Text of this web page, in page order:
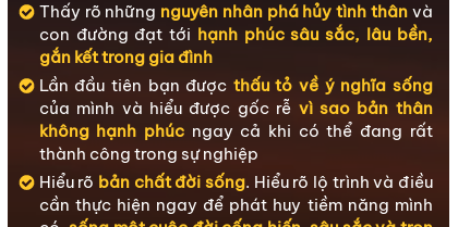
Thấy rõ những nguyên nhân phá hủy tình thân và
con đường đạt tới hạnh phúc sâu sắc, lâu bền,
gắn kết trong gia đình
Lần đầu tiên bạn được thấu tỏ về ý nghĩa sống
của mình và hiểu được gốc rễ vì sao bản thân
không hạnh phúc ngay cả khi có thể đang rất
thành công trong sự nghiệp
Hiểu rõ bản chất đời sống. Hiểu rõ lộ trình và điều
cần thực hiện ngay để phát huy tiềm năng mình